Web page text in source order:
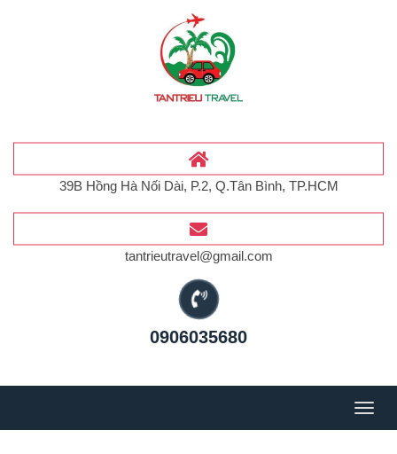
39B Hồng Hà Nối Dài, P.2, Q.Tân Bình, TP.HCM
tantrieutravel@gmail.com
0906035680
Menu